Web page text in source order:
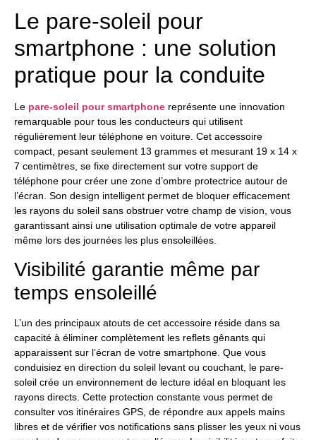
Le pare-soleil pour
smartphone : une solution
pratique pour la conduite
Le pare-soleil pour smartphone représente une innovation
remarquable pour tous les conducteurs qui utilisent
régulièrement leur téléphone en voiture. Cet accessoire
compact, pesant seulement 13 grammes et mesurant 19 x 14 x
7 centimètres, se fixe directement sur votre support de
téléphone pour créer une zone d’ombre protectrice autour de
l’écran. Son design intelligent permet de bloquer efficacement
les rayons du soleil sans obstruer votre champ de vision, vous
garantissant ainsi une utilisation optimale de votre appareil
même lors des journées les plus ensoleillées.
Visibilité garantie même par
temps ensoleillé
L’un des principaux atouts de cet accessoire réside dans sa
capacité à éliminer complètement les reflets gênants qui
apparaissent sur l’écran de votre smartphone. Que vous
conduisiez en direction du soleil levant ou couchant, le pare-
soleil crée un environnement de lecture idéal en bloquant les
rayons directs. Cette protection constante vous permet de
consulter vos itinéraires GPS, de répondre aux appels mains
libres et de vérifier vos notifications sans plisser les yeux ni vous